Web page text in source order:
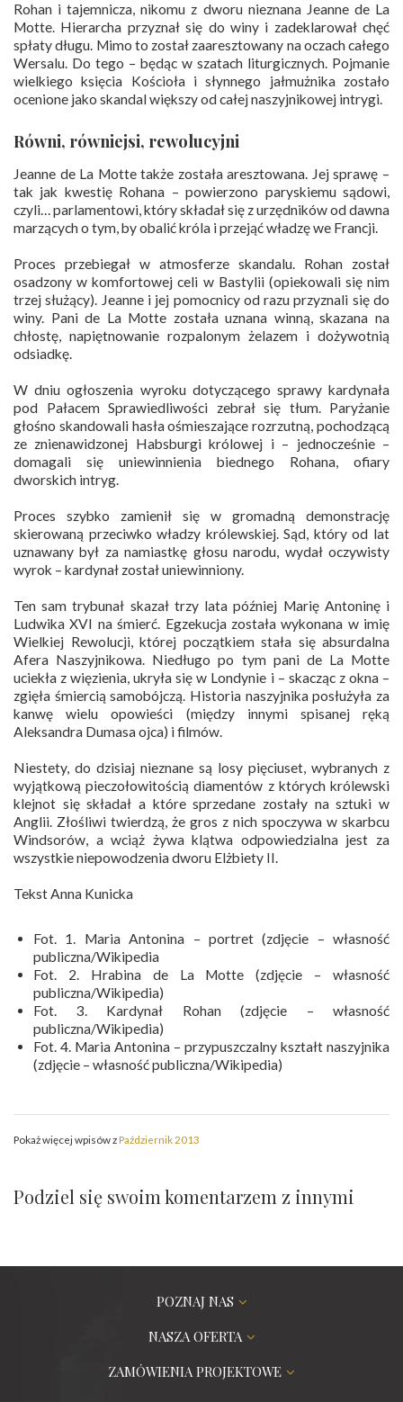
Rohan i tajemnicza, nikomu z dworu nieznana Jeanne de La
Motte. Hierarcha przyznał się do winy i zadeklarował chęć
spłaty długu. Mimo to został zaaresztowany na oczach całego
Wersalu. Do tego – będąc w szatach liturgicznych. Pojmanie
wielkiego księcia Kościoła i słynnego jałmużnika zostało
ocenione jako skandal większy od całej naszyjnikowej intrygi.
Równi, równiejsi, rewolucyjni
Jeanne de La Motte także została aresztowana. Jej sprawę –
tak jak kwestię Rohana – powierzono paryskiemu sądowi,
czyli… parlamentowi, który składał się z urzędników od dawna
marzących o tym, by obalić króla i przejąć władzę we Francji.
Proces przebiegał w atmosferze skandalu. Rohan został
osadzony w komfortowej celi w Bastylii (opiekowali się nim
trzej służący). Jeanne i jej pomocnicy od razu przyznali się do
winy. Pani de La Motte została uznana winną, skazana na
chłostę, napiętnowanie rozpalonym żelazem i dożywotnią
odsiadkę.
W dniu ogłoszenia wyroku dotyczącego sprawy kardynała
pod Pałacem Sprawiedliwości zebrał się tłum. Paryżanie
głośno skandowali hasła ośmieszające rozrzutną, pochodzącą
ze znienawidzonej Habsburgi królowej i – jednocześnie –
domagali się uniewinnienia biednego Rohana, ofiary
dworskich intryg.
Proces szybko zamienił się w gromadną demonstrację
skierowaną przeciwko władzy królewskiej. Sąd, który od lat
uznawany był za namiastkę głosu narodu, wydał oczywisty
wyrok – kardynał został uniewinniony.
Ten sam trybunał skazał trzy lata później Marię Antoninę i
Ludwika XVI na śmierć. Egzekucja została wykonana w imię
Wielkiej Rewolucji, której początkiem stała się absurdalna
Afera Naszyjnikowa. Niedługo po tym pani de La Motte
uciekła z więzienia, ukryła się w Londynie i – skacząc z okna –
zgięła śmiercią samobójczą. Historia naszyjnika posłużyła za
kanwę wielu opowieści (między innymi spisanej ręką
Aleksandra Dumasa ojca) i filmów.
Niestety, do dzisiaj nieznane są losy pięciuset, wybranych z
wyjątkową pieczołowitością diamentów z których królewski
klejnot się składał a które sprzedane zostały na sztuki w
Anglii. Złośliwi twierdzą, że gros z nich spoczywa w skarbcu
Windsorów, a wciąż żywa klątwa odpowiedzialna jest za
wszystkie niepowodzenia dworu Elżbiety II.
Tekst Anna Kunicka
Fot. 1. Maria Antonina – portret (zdjęcie – własność
publiczna/Wikipedia
Fot. 2. Hrabina de La Motte (zdjęcie – własność
publiczna/Wikipedia)
Fot. 3. Kardynał Rohan (zdjęcie – własność
publiczna/Wikipedia)
Fot. 4. Maria Antonina – przypuszczalny kształt naszyjnika
(zdjęcie – własność publiczna/Wikipedia)
Pokaż więcej wpisów zPaździernik 2013
Podziel się swoim komentarzem z innymi
POZNAJ NAS
NASZA OFERTA
ZAMÓWIENIA PROJEKTOWE